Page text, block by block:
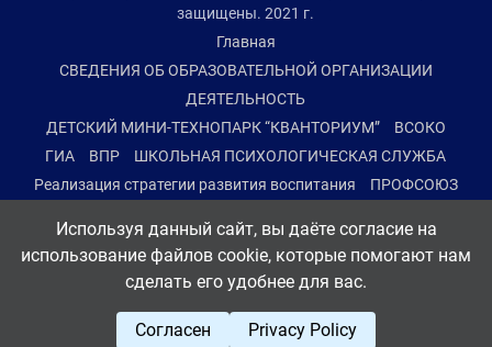
защищены. 2021 г.
Главная
СВЕДЕНИЯ ОБ ОБРАЗОВАТЕЛЬНОЙ ОРГАНИЗАЦИИ
ДЕЯТЕЛЬНОСТЬ
ДЕТСКИЙ МИНИ-ТЕХНОПАРК “КВАНТОРИУМ”
ВСОКО
ГИА
ВПР
ШКОЛЬНАЯ ПСИХОЛОГИЧЕСКАЯ СЛУЖБА
Реализация стратегии развития воспитания
ПРОФСОЮЗ
ДИСТАНЦИОННЫЙ РЕЖИМ ОБУЧЕНИЯ
ПРОТИВОДЕЙСТВИЕ КОРРУПЦИИ
Тема University Hub отWEN Themes
Используя данный сайт, вы даёте согласие на
использование файлов cookie, которые помогают нам
сделать его удобнее для вас.
Согласен Privacy Policy